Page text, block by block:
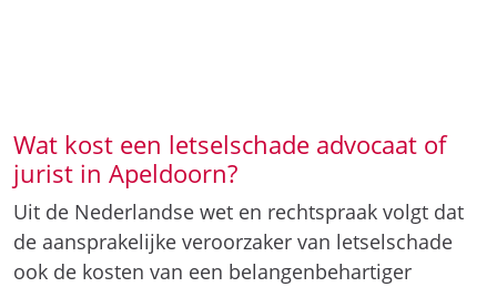
Wat kost een letselschade advocaat of
jurist in Apeldoorn?
Uit de Nederlandse wet en rechtspraak volgt dat
de aansprakelijke veroorzaker van letselschade
ook de kosten van een belangenbehartiger